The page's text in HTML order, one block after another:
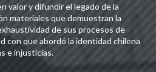
valor y difundir el legado de la
materiales que demuestran la
de sus procesos de
con que abordó la identidad chilena
e injusticias.